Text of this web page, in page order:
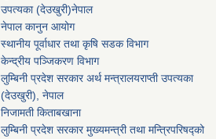
उपत्यका (देउखुरी)नेपाल
नेपाल कानुन आयोग
स्थानीय पूर्वाधार तथा कृषि सडक विभाग
केन्द्रीय पञ्जिकरण विभाग
लुम्बिनी प्रदेश सरकार अर्थ मन्त्रालयराप्ती उपत्यका
(देउखुरी), नेपाल
निजामती किताबखाना
लुम्बिनी प्रदेश सरकार मुख्यमन्त्री तथा मन्त्रिपरिषद्को